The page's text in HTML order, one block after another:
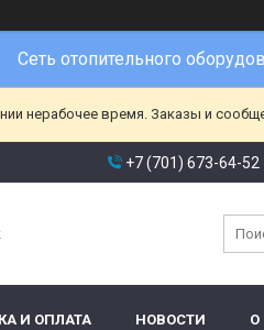
Сеть отопительного
нерабочее время. Заказы и
+7 (701) 673-64-52
И ОПЛАТА НОВОСТИ О